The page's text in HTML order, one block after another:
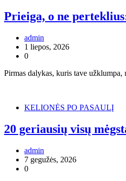
Prieiga, o ne
admin
1 liepos, 2026
0
Pirmas dalykas, kuris tave
KELIONĖS PO PASAULĮ
20 geriausių visų
admin
7 gegužės, 2026
0